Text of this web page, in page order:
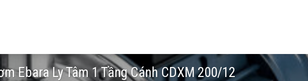
Ebara Ly Tâm 1 Tầng Cánh CDXM 200/12